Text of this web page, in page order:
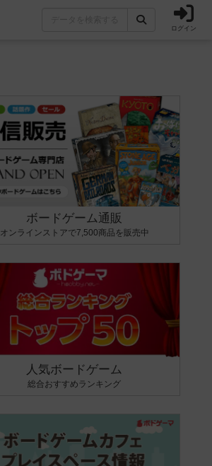
ログイン
ボードゲーム通販
オンラインストアで7,500商品を販売中
人気ボードゲーム
総合おすすめランキング